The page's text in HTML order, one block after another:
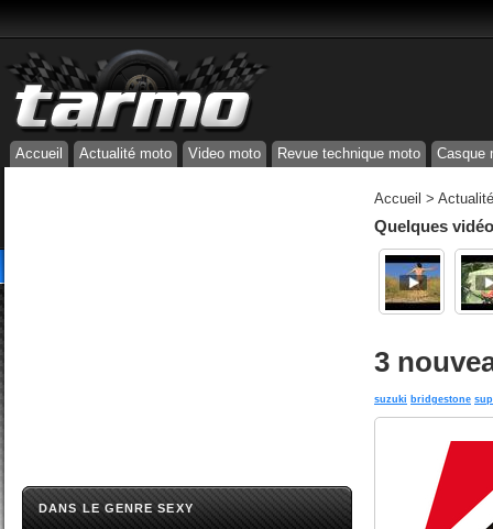
Accueil Actualité moto Video moto Revue technique moto Casque
DANS LE GENRE SEXY
Accueil >
Quelques
3
suzuki bridgestone